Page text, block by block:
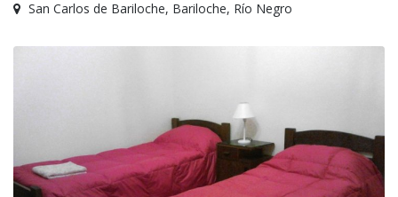
San Carlos de Bariloche, Bariloche, Río Negro